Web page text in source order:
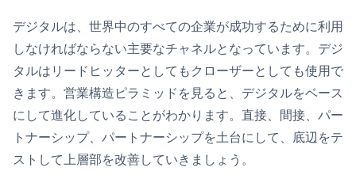
デジタルは、世界中のすべての企業が成功するために利用
しなければならない主要なチャネルとなっています。デジ
タルはリードヒッターとしてもクローザーとしても使用で
きます。営業構造ピラミッドを見ると、デジタルをベース
にして進化していることがわかります。直接、間接、パー
トナーシップ、パートナーシップを土台にして、底辺をテ
ストして上層部を改善していきましょう。